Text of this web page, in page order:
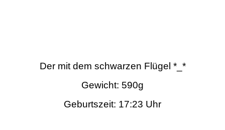
Der mit dem schwarzen Flügel *_*
Gewicht: 590g
Geburtszeit: 17:23 Uhr